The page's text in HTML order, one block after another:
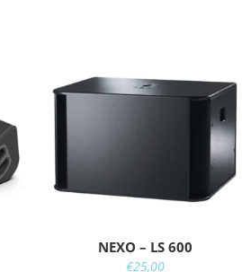
NEXO – LS 600
€25,00